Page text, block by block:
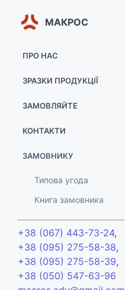
МАКРОС
ПРО НАС
Портфоліо
Відгуки
ЗРАЗКИ ПРОДУКЦІЇ
Блокноти
Календарі
Каталоги
Книги
Листівки
Пакети
Папки
ЗАМОВЛЯЙТЕ
Блокноти
Каталоги
Книги
Листівки
Пакети
КОНТАКТИ
Менеджери
Контакти
Схема проїзду
ЗАМОВНИКУ
Типова угода
Книга замовника
+38 (067) 443-73-24,
+38 (095) 275-58-38,
+38 (095) 275-58-39,
+38 (050) 547-63-96